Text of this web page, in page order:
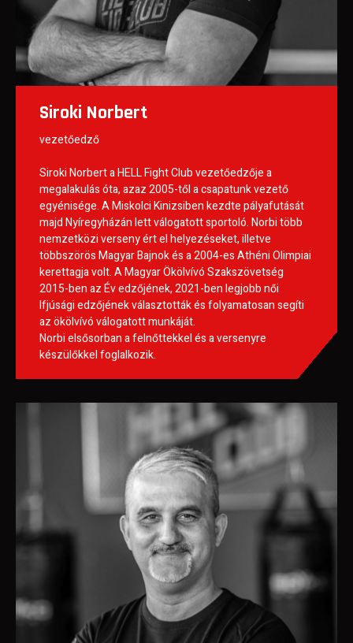
Siroki Norbert
vezetőedző
Siroki Norbert a HELL Fight Club vezetőedzője a
megalakulás óta, azaz 2005-től a csapatunk vezető
egyénisége. A Miskolci Kinizsiben kezdte pályafutását
majd Nyíregyházán lett válogatott sportoló. Norbi több
nemzetközi verseny ért el helyezéseket, illetve
többszörös Magyar Bajnok és a 2004-es Athéni Olimpiai
kerettagja volt. A Magyar Ökölvívó Szakszövetség
2015-ben az Év edzőjének, 2021-ben legjobb női
Ifjúsági edzőjének választották és folyamatosan segíti
az ökölvívó válogatott munkáját.
Norbi elsősorban a felnőttekkel és a versenyre
készülőkkel foglalkozik.